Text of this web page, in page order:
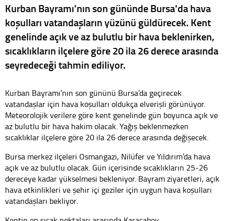
Kurban Bayramı'nın son gününde Bursa'da hava
koşulları vatandaşların yüzünü güldürecek. Kent
genelinde açık ve az bulutlu bir hava beklenirken,
sıcaklıkların ilçelere göre 20 ila 26 derece arasında
seyredeceği tahmin ediliyor.
Kurban Bayramı’nın son gününü Bursa’da geçirecek
vatandaşlar için hava koşulları oldukça elverişli görünüyor.
Meteorolojik verilere göre kent genelinde gün boyunca açık ve
az bulutlu bir hava hakim olacak. Yağış beklenmezken
sıcaklıklar ilçelere göre 20 ila 26 derece arasında değişecek.
Bursa merkez ilçeleri Osmangazi, Nilüfer ve Yıldırım’da hava
açık ve az bulutlu olacak. Gün içerisinde sıcaklıkların 25-26
dereceye kadar yükselmesi bekleniyor. Bayram ziyaretleri, açık
hava etkinlikleri ve şehir içi geziler için uygun hava koşulları
vatandaşları bekliyor.